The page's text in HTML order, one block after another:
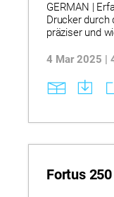
GERMAN |
Drucker durch
präziser und
ermöglichen,
Iterationen am
können. Das
Anwendungen
Festigkeit,
Integrierte
4 Mar 2025 |
Fortus